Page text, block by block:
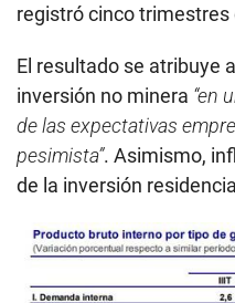
registró cinco
El resultado se atribuye
inversión no minera “en
de las expectativas
pesimista”. Asimismo,
de la inversión